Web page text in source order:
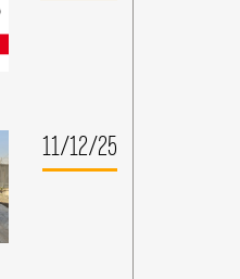
11/12/25